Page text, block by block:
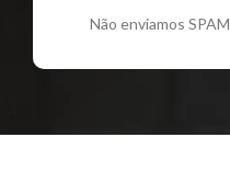
Não enviamos SPAM